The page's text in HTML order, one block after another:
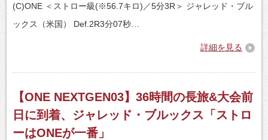
(C)ONE ＜ストロー級(※56.7キロ)／5分3R＞ ジャレッド・ブル
ックス（米国） Def.2R3分07秒…
詳細を見る
【ONE NEXTGEN03】36時間の長旅&大会前
日に到着、ジャレッド・ブルックス「ストロ
ーはONEが一番」